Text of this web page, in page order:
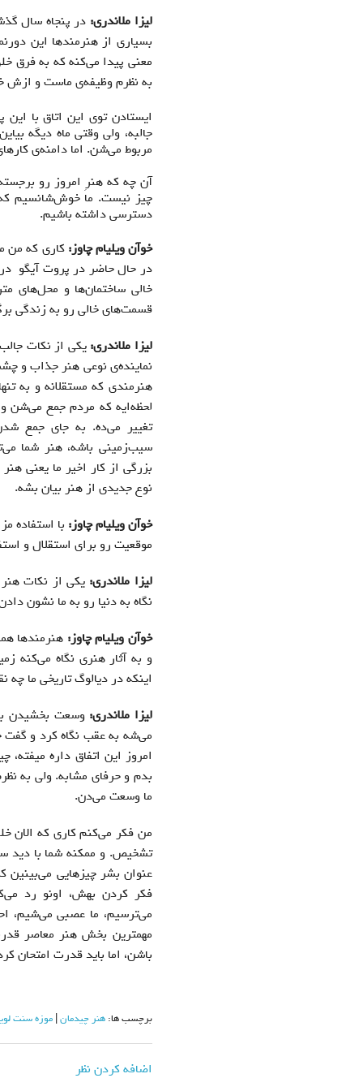
لیزا ملاندری: در پنجاه سال
بسیاری از هنرمندها این
معنی پیدا می‌کنه که به فرق
به نظرم وظیفه‌ی ماست و ازش
ایستادن توی این اتاق با
مربوط می‌شن. اما دامنه‌ی
آن چه که هنرِ امروز رو
چیز نیست. ما خوش‌شانسیم که
دسترسی داشته باشیم.
خوآن ویلیام چاوز:کاری که من
در حال حاضر در پروت آیگو
خالی ساختمان‌ها و محل‌های
قسمت‌های خالی رو به زندگی
لیزا ملاندری:یکی از نکات
نماینده‌ی نوعی هنر جذاب و
هنرمندی که مستقلانه و به
لحظه‌ایه که مردم جمع می‌شن
تغییر می‌ده. به جای جمع
سیب‌زمینی باشه، هنر شما
بزرگی از کار اخیر ما یعنی
نوع جدیدی از هنر بیان بشه.
خوآن ویلیام چاوز: با استفاده
موقعیت رو برای استقلال و
لیزا ملاندری:یکی از نکات هنر
نگاه به دنیا رو به ما نشون
خوآن ویلیام چاوز: هنرمندها
و به آثار هنری نگاه می‌کنه
اینکه در دیالوگ تاریخی ما چه
لیزا ملاندری:وسعت بخشیدن
می‌شه به عقب نگاه کرد و گفت
امروز این اتفاق داره
بدم و حرفای مشابه. ولی به
ما وسعت می‌دن.
من فکر می‌کنم کاری که الان
تشخیص. و ممکنه شما با دید
عنوان بشر چیزهایی
فکر کردن بهش، اونو رد
می‌ترسیم، ما عصبی می‌شیم،
مهمترین بخش هنر معاصر
باشن، اما باید قدرت
برچسب ها:هنر چیدمان موزه سنت
اضافه کردن نظر